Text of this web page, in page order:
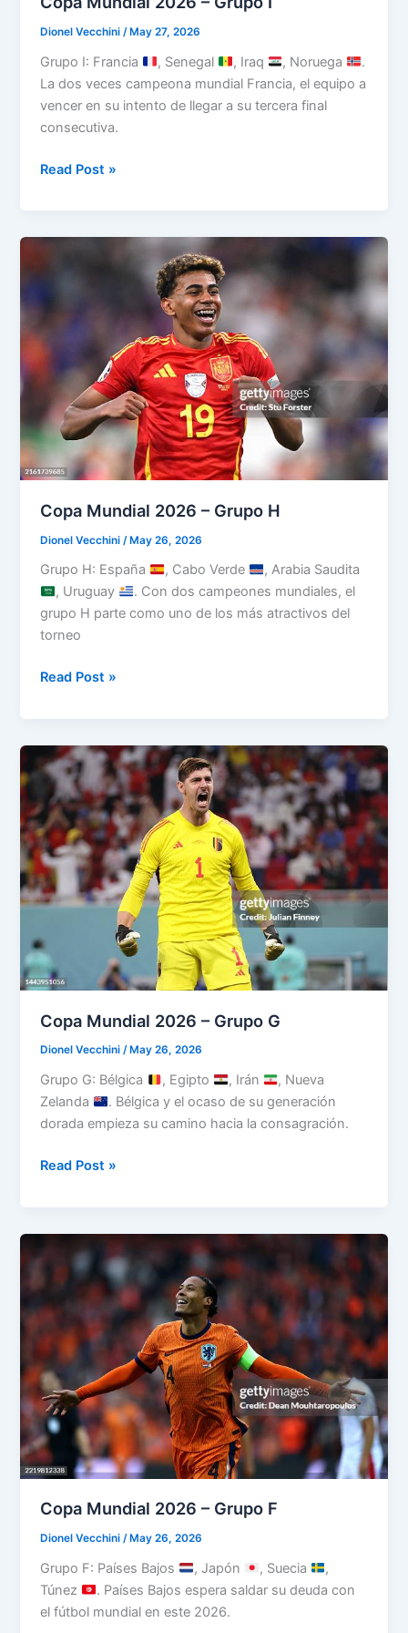
Dionel Vecchini/May 27, 2026
Grupo I: Francia , Senegal , Iraq , Noruega
.
La dos veces campeona mundial Francia, el equipo a
vencer en su intento de llegar a su tercera final
consecutiva.
Copa
–
I
Read Post »
Copa Mundial 2026 – Grupo H
Dionel Vecchini /May 26, 2026
Grupo H: España , Cabo Verde
, Arabia Saudita
, Uruguay
. Con dos campeones mundiales, el
grupo H parte como uno de los más atractivos del
torneo
Copa
–
Grupo
Read Post »
Copa Mundial 2026 – Grupo G
Dionel Vecchini/ May 26, 2026
Grupo G: Bélgica , Egipto , Irán
, Nueva
Zelanda
. Bélgica y el ocaso de su generación
dorada empieza su camino hacia la consagración.
Copa
–
Grupo
Read Post »
Copa Mundial 2026 – Grupo F
Dionel Vecchini/ May 26, 2026
Grupo F: Países Bajos , Japón , Suecia
,
Túnez
. Países Bajos espera saldar su deuda con
el fútbol mundial en este 2026.